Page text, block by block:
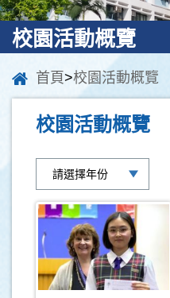
校園活動概覽
首頁>校園活動概覽
校園活動概覽